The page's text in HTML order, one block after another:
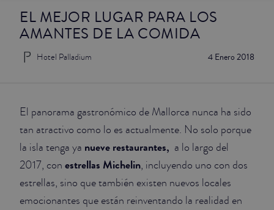
EL MEJOR LUGAR PARA LOS
AMANTES DE LA COMIDA
4 Enero 2018
Hotel Palladium
El panorama gastronómico de Mallorca nunca ha sido
tan atractivo como lo es actualmente. No solo porque
la isla tenga ya nueve restaurantes, a lo largo del
2017, con estrellas Michelin, incluyendo uno con dos
estrellas, sino que también existen nuevos locales
emocionantes que están reinventando la realidad en
SINGLE BALCONY CATHEDRAL
DOUBLE WHITE
SUPERIOR
JUNIOR SUITES